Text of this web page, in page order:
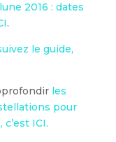
2016 : dates
.
le guide,
les
pour
ICI.